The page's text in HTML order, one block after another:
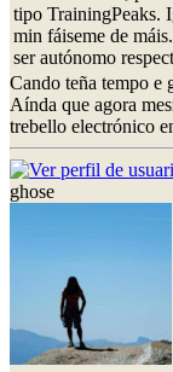
tipo TrainingPeaks.
min fáiseme de
ser autónomo
Cando teña tempo e
Aínda que agora
trebello electrónico
ghose